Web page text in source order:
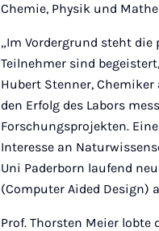
Chemie, Physik und
„Im Vordergrund steht die
Teilnehmer sind
Hubert Stenner,
den Erfolg des Labors
Forschungsprojekten.
Interesse an
Uni Paderborn laufend
(Computer Aided Design)
Prof. Thorsten Meier lobte